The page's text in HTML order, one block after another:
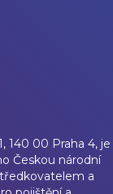
140 00 Praha 4, je
Českou národní
a